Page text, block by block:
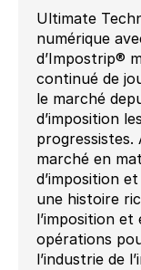
Ultimate
numérique
d’Impostrip®
continué de
le marché
d’imposition
progressistes.
marché en
d’imposition
une histoire
l’imposition
opérations
l’industrie de